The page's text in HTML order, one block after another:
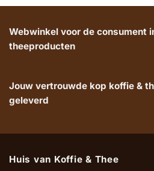
Webwinkel voor de consument
theeproducten
Jouw vertrouwde kop koffie &
geleverd
Huis van Koffie & Thee